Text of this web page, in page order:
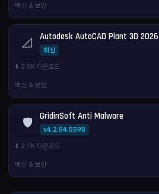
백신 & 보안
📐 Autodesk AutoCAD Plant 3D 2026
최신
⬇️ 2.8K 다운로드
백신 & 보안
🛡️ GridinSoft Anti Malware
v4.2.54.5598
⬇️ 2.7K 다운로드
백신 & 보안